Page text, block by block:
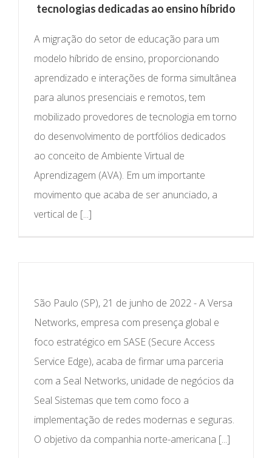
tecnologias dedicadas ao ensino híbrido
A migração do setor de educação para um
modelo híbrido de ensino, proporcionando
aprendizado e interações de forma simultânea
para alunos presenciais e remotos, tem
mobilizado provedores de tecnologia em torno
do desenvolvimento de portfólios dedicados
ao conceito de Ambiente Virtual de
Aprendizagem (AVA). Em um importante
movimento que acaba de ser anunciado, a
vertical de [...]
São Paulo (SP), 21 de junho de 2022 - A Versa
Networks, empresa com presença global e
foco estratégico em SASE (Secure Access
Service Edge), acaba de firmar uma parceria
com a Seal Networks, unidade de negócios da
Seal Sistemas que tem como foco a
implementação de redes modernas e seguras.
O objetivo da companhia norte-americana [...]